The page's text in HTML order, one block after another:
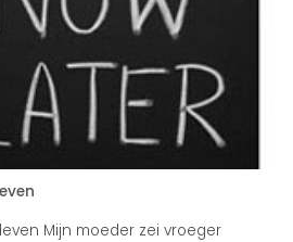
Mijn moeder zei vroeger